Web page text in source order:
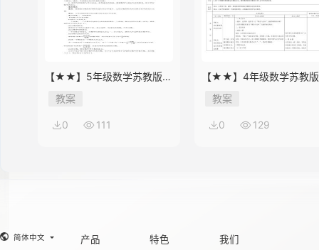
【★★】5年级数学苏教版下
册教案第8单元《单元复习》
教案
0 111
【★★】4年级数学苏教
册教案第9单元《单元复
教案
0 129
简体中文 产品 特色 我们